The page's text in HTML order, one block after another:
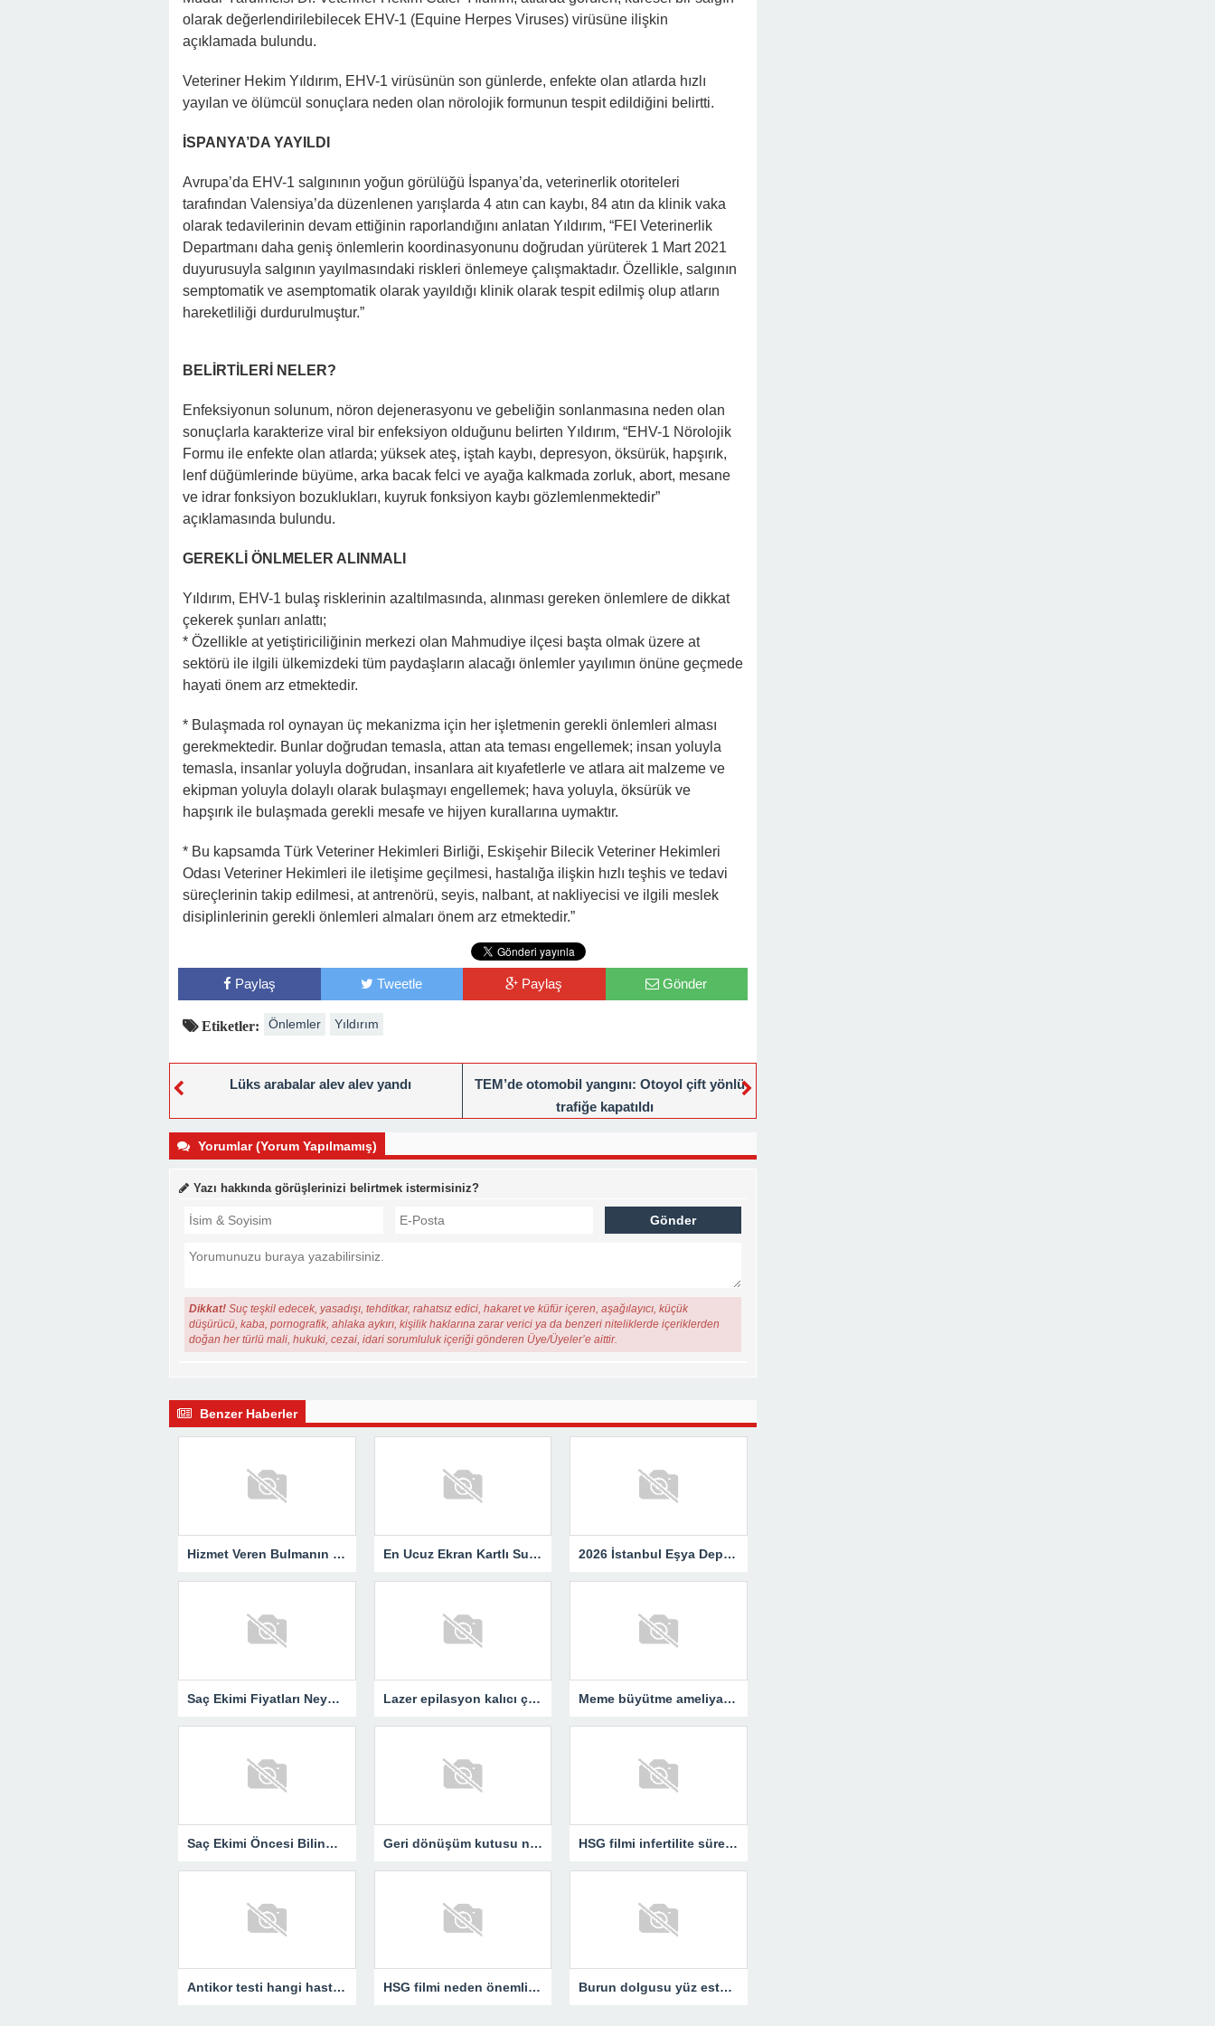
olarak değerlendirilebilecek EHV-1 (Equine Herpes Viruses) virüsüne ilişkin
açıklamada bulundu.
Veteriner Hekim Yıldırım, EHV-1 virüsünün son günlerde, enfekte olan atlarda hızlı
yayılan ve ölümcül sonuçlara neden olan nörolojik formunun tespit edildiğini belirtti.
İSPANYA’DA YAYILDI
Avrupa’da EHV-1 salgınının yoğun görülüğü İspanya’da, veterinerlik otoriteleri
tarafından Valensiya’da düzenlenen yarışlarda 4 atın can kaybı, 84 atın da klinik vaka
olarak tedavilerinin devam ettiğinin raporlandığını anlatan Yıldırım, “FEI Veterinerlik
Departmanı daha geniş önlemlerin koordinasyonunu doğrudan yürüterek 1 Mart 2021
duyurusuyla salgının yayılmasındaki riskleri önlemeye çalışmaktadır. Özellikle, salgının
semptomatik ve asemptomatik olarak yayıldığı klinik olarak tespit edilmiş olup atların
hareketliliği durdurulmuştur.”
BELİRTİLERİ NELER?
Enfeksiyonun solunum, nöron dejenerasyonu ve gebeliğin sonlanmasına neden olan
sonuçlarla karakterize viral bir enfeksiyon olduğunu belirten Yıldırım, “EHV-1 Nörolojik
Formu ile enfekte olan atlarda; yüksek ateş, iştah kaybı, depresyon, öksürük, hapşırık,
lenf düğümlerinde büyüme, arka bacak felci ve ayağa kalkmada zorluk, abort, mesane
ve idrar fonksiyon bozuklukları, kuyruk fonksiyon kaybı gözlemlenmektedir”
açıklamasında bulundu.
GEREKLİ ÖNLMELER ALINMALI
Yıldırım, EHV-1 bulaş risklerinin azaltılmasında, alınması gereken önlemlere de dikkat
çekerek şunları anlattı;
* Özellikle at yetiştiriciliğinin merkezi olan Mahmudiye ilçesi başta olmak üzere at
sektörü ile ilgili ülkemizdeki tüm paydaşların alacağı önlemler yayılımın önüne geçmede
hayati önem arz etmektedir.
* Bulaşmada rol oynayan üç mekanizma için her işletmenin gerekli önlemleri alması
gerekmektedir. Bunlar doğrudan temasla, attan ata teması engellemek; insan yoluyla
temasla, insanlar yoluyla doğrudan, insanlara ait kıyafetlerle ve atlara ait malzeme ve
ekipman yoluyla dolaylı olarak bulaşmayı engellemek; hava yoluyla, öksürük ve
hapşırık ile bulaşmada gerekli mesafe ve hijyen kurallarına uymaktır.
* Bu kapsamda Türk Veteriner Hekimleri Birliği, Eskişehir Bilecik Veteriner Hekimleri
Odası Veteriner Hekimleri ile iletişime geçilmesi, hastalığa ilişkin hızlı teşhis ve tedavi
süreçlerinin takip edilmesi, at antrenörü, seyis, nalbant, at nakliyecisi ve ilgili meslek
disiplinlerinin gerekli önlemleri almaları önem arz etmektedir.”
Paylaş Tweetle Paylaş Gönder
Etiketler: Önlemler Yıldırım
Lüks arabalar alev alev yandı
TEM’de otomobil yangını: Otoyol çift yönlü
trafiğe kapatıldı
Yorumlar (Yorum Yapılmamış)
Yazı hakkında görüşlerinizi belirtmek istermisiniz?
Dikkat! Suç teşkil edecek, yasadışı, tehditkar, rahatsız edici, hakaret ve küfür içeren, aşağılayıcı, küçük
düşürücü, kaba, pornografik, ahlaka aykırı, kişilik haklarına zarar verici ya da benzeri niteliklerde içeriklerden
doğan her türlü mali, hukuki, cezai, idari sorumluluk içeriği gönderen Üye/Üyeler’e aittir.
Benzer Haberler
Hizmet Veren Bulmanın Kolay Yolu: Tesisatçı ve Elektrikçi Ararken Nelere Dikkat Edilmeli? En Ucuz Ekran Kartlı Sunucu Avantajları 2026 İstanbul Eşya Depolama Fiyatları: Güncel Ücret Rehberi
Saç Ekimi Fiyatları Neye Göre Değişir? Lazer epilasyon kalıcı çözüm sunar mı? Meme büyütme ameliyatı kimler için uygun bir işlemdir?
Saç Ekimi Öncesi Bilinmesi Gerekenler Geri dönüşüm kutusu neden günlük yaşamın vazgeçilmezidir? HSG filmi infertilite sürecinde neden kritik bir rol oynar?
Antikor testi hangi hastalıkların takibinde kullanılır? HSG filmi neden önemli bir tanı yöntemidir? Burun dolgusu yüz estetiğini nasıl etkiler?